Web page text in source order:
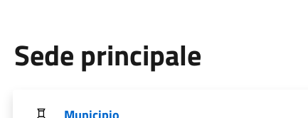
Sede principale